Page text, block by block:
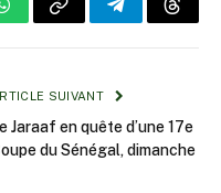
WhatsApp
Copy
Telegram
SUIVANT
Jaraaf en quête d’une 17e
du Sénégal, dimanche